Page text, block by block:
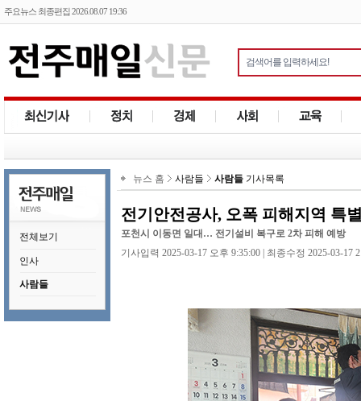
주요뉴스 최종편집 2026.08.07 19:36
전체보기
인사
사람들
뉴스 홈 사람들 사람들 기사목록
전기안전공사, 오폭 피해지역 특
포천시 이동면 일대… 전기설비 복구로 2차 피해 예방
기사입력 2025-03-17 오후 9:35:00 | 최종수정 2025-03-17